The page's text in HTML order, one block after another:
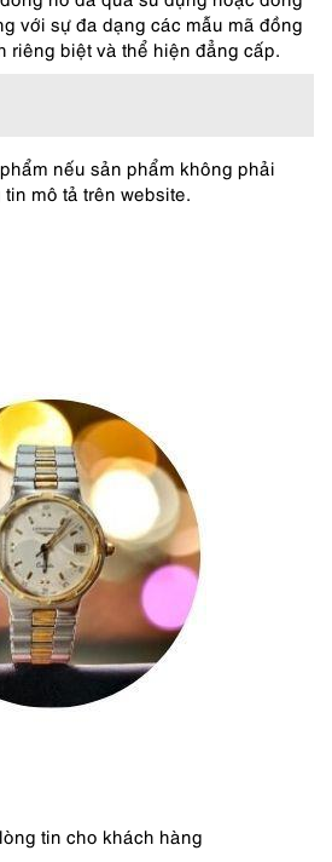
với sự đa dạng các mẫu mã đồng
riêng biệt và thể hiện đẳng cấp.
nếu sản phẩm không phải
mô tả trên website.
tin cho khách hàng